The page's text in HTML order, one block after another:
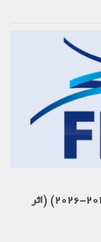
قوانین تکنیکی فدراسیون جهانی شمشیربازی (2025-2026) (اثر